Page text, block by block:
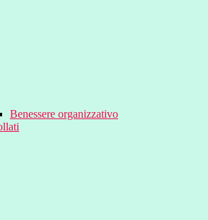
Benessere organizzativo